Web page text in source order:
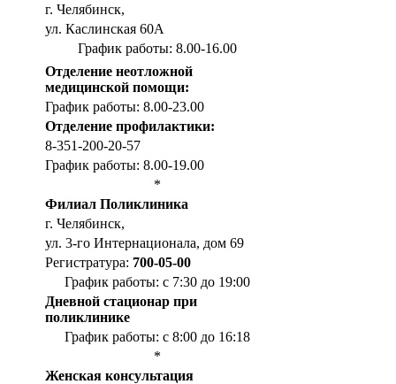
г. Челябинск,
ул. Каслинская 60А
График работы: 8.00-16.00
Отделение неотложной
медицинской помощи:
График работы: 8.00-23.00
Отделение профилактики:
8-351-200-20-57
График работы: 8.00-19.00
*
Филиал Поликлиника
г. Челябинск,
ул. 3-го Интернационала, дом 69
Регистратура: 700-05-00
График работы: с 7:30 до 19:00
Дневной стационар при
поликлинике
График работы: с 8:00 до 16:18
*
Женская консультация